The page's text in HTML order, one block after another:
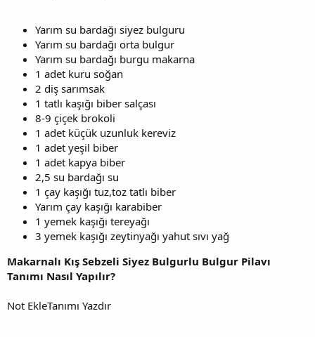
h
i
Yarım su bardağı siyez bulguru
Yarım su bardağı orta bulgur
Yarım su bardağı burgu makarna
1 adet kuru soğan
2 diş sarımsak
1 tatlı kaşığı biber salçası
8-9 çiçek brokoli
1 adet küçük uzunluk kereviz
1 adet yeşil biber
1 adet kapya biber
2,5 su bardağı su
1 çay kaşığı tuz,toz tatlı biber
Yarım çay kaşığı karabiber
1 yemek kaşığı tereyağı
3 yemek kaşığı zeytinyağı yahut sıvı yağ
Makarnalı Kış Sebzeli Siyez Bulgurlu Bulgur Pilavı
Tanımı Nasıl Yapılır?
Not EkleTanımı Yazdır